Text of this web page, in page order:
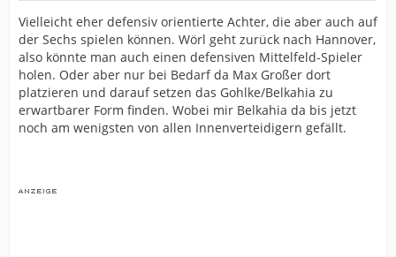
Vielleicht eher defensiv orientierte Achter, die aber auch auf
der Sechs spielen können. Wörl geht zurück nach Hannover,
also könnte man auch einen defensiven Mittelfeld-Spieler
holen. Oder aber nur bei Bedarf da Max Großer dort
platzieren und darauf setzen das Gohlke/Belkahia zu
erwartbarer Form finden. Wobei mir Belkahia da bis jetzt
noch am wenigsten von allen Innenverteidigern gefällt.